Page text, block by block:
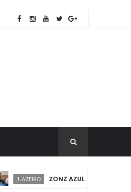
JUAZEIRO ZONZ AZUL EM JUAZEIRO: